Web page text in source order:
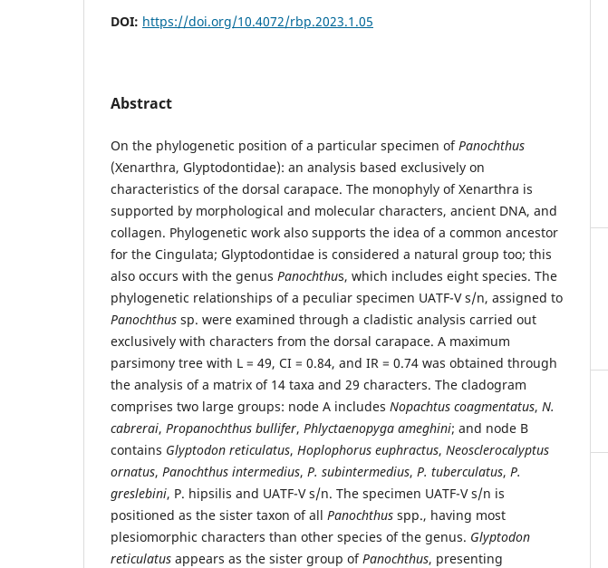
DOI: https://doi.org/10.4072/rbp.2023.1.05
Abstract
On the phylogenetic position of a particular specimen ofPanochthus
(Xenarthra, Glyptodontidae): an analysis based exclusively on
characteristics of the dorsal carapace. The monophyly of Xenarthra is
supported by morphological and molecular characters, ancient DNA, and
collagen. Phylogenetic work also supports the idea of a common ancestor
for the Cingulata; Glyptodontidae is considered a natural group too; this
also occurs with the genus Panochthus, which includes eight species. The
phylogenetic relationships of a peculiar specimen UATF-V s/n, assigned to
Panochthus sp. were examined through a cladistic analysis carried out
exclusively with characters from the dorsal carapace. A maximum
parsimony tree with L = 49, CI = 0.84, and IR = 0.74 was obtained through
the analysis of a matrix of 14 taxa and 29 characters. The cladogram
comprises two large groups: node A includes Nopachtus coagmentatus, N.
cabrerai, Propanochthus bullifer, Phlyctaenopyga ameghini; and node B
contains Glyptodon reticulatus, Hoplophorus euphractus, Neosclerocalyptus
ornatus, Panochthus intermedius, P. subintermedius, P. tuberculatus, P.
greslebini, P. hipsilis and UATF-V s/n. The specimen UATF-V s/n is
positioned as the sister taxon of all Panochthus spp., having most
plesiomorphic characters than other species of the genus. Glyptodon
reticulatus appears as the sister group ofPanochthus, presenting